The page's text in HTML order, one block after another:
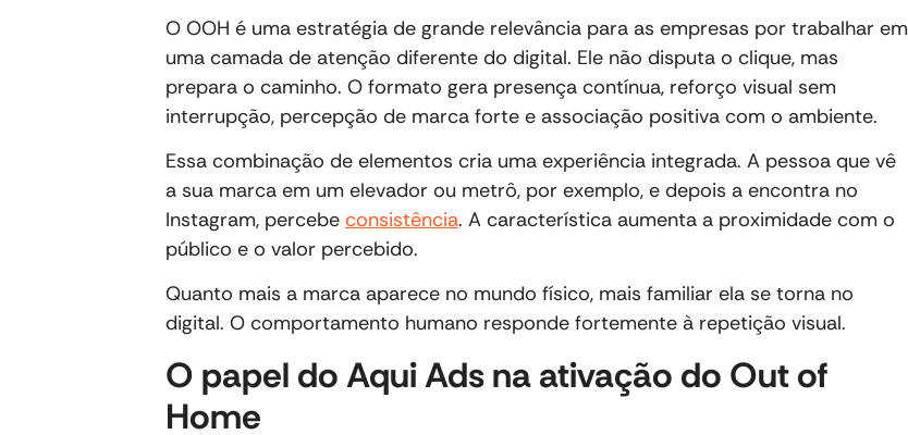
O OOH é uma estratégia de grande relevância para as empresas por trabalhar em
uma camada de atenção diferente do digital. Ele não disputa o clique, mas
prepara o caminho. O formato gera presença contínua, reforço visual sem
interrupção, percepção de marca forte e associação positiva com o ambiente.
Essa combinação de elementos cria uma experiência integrada. A pessoa que vê
a sua marca em um elevador ou metrô, por exemplo, e depois a encontra no
Instagram, percebe consistência. A característica aumenta a proximidade com o
público e o valor percebido.
Quanto mais a marca aparece no mundo físico, mais familiar ela se torna no
digital. O comportamento humano responde fortemente à repetição visual.
O papel do Aqui Ads na ativação do Out of
Home